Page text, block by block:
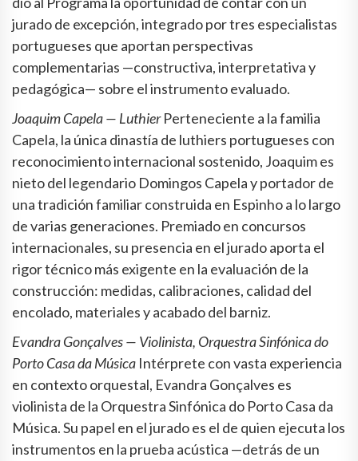
jurado de excepción, integrado por tres especialistas
portugueses que aportan perspectivas
complementarias —constructiva, interpretativa y
pedagógica— sobre el instrumento evaluado.
Joaquim Capela — LuthierPerteneciente a la familia
Capela, la única dinastía de luthiers portugueses con
reconocimiento internacional sostenido, Joaquim es
nieto del legendario Domingos Capela y portador de
una tradición familiar construida en Espinho a lo largo
de varias generaciones. Premiado en concursos
internacionales, su presencia en el jurado aporta el
rigor técnico más exigente en la evaluación de la
construcción: medidas, calibraciones, calidad del
encolado, materiales y acabado del barniz.
Evandra Gonçalves — Violinista, Orquestra Sinfónica do
Porto Casa da Música Intérprete con vasta experiencia
en contexto orquestal, Evandra Gonçalves es
violinista de la Orquestra Sinfónica do Porto Casa da
Música. Su papel en el jurado es el de quien ejecuta los
instrumentos en la prueba acústica —detrás de un